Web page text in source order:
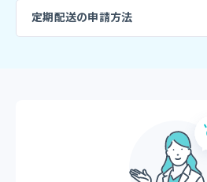
定期配送の申請方法